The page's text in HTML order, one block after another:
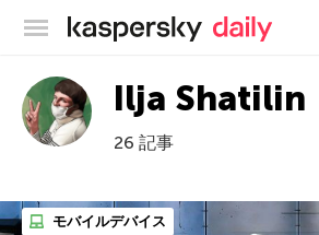
カスペルスキ
Ilja Shatilin
26 記事
モバイルデバイス